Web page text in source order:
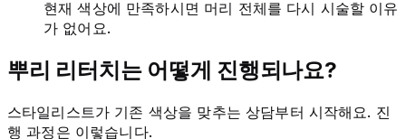
현재 색상에 만족하시면 머리 전체를 다시 시술할 이유
가 없어요.
뿌리 리터치는 어떻게 진행되나요?
스타일리스트가 기존 색상을 맞추는 상담부터 시작해요. 진
행 과정은 이렇습니다.